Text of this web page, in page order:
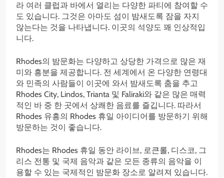
라 여러 클럽과 바에서 열리는 다양한 파티에 참여할 수
도 있습니다. 그것은 아마도 섬이 밤새도록 잠을 자지
않는다는 것을 나타냅니다. 이곳의 석양도 꽤 인상적입
니다.
Rhodes의 밤문화는 다양하고 상당한 가격으로 많은 재
미와 흥분을 제공합니다. 전 세계에서 온 다양한 연령대
와 민족의 사람들이 이곳에 와서 밤새도록 춤을 추고
Rhodes City, Lindos, Trianta 및 Faliraki와 같은 많은 매력
적인 바 중 한 곳에서 상쾌한 음료를 즐깁니다. 따라서
Rhodes 유흥의 Rhodes 휴일 아이디어를 방문하기 위해
방문하는 것이 좋습니다.
Rhodes는 Rhodes 휴일 동안 라이브, 로큰롤, 디스코, 그
리스 전통 및 국제 음악과 같은 모든 종류의 음악을 이
용할 수 있는 국제적인 밤문화 장소로 알려져 있습니다.